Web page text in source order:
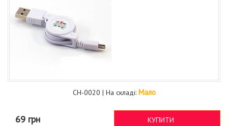
CH-0020 | На складі: Мало
69 грн КУПИТИ